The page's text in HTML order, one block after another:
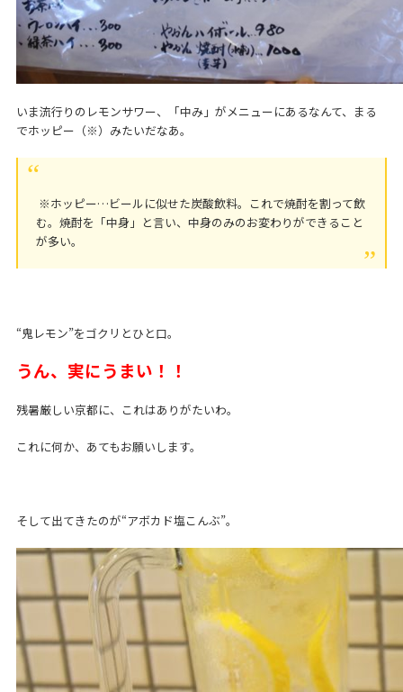
いま流行りのレモンサワー、「中み」がメニューにあるなんて、まる
でホッピー（※）みたいだなあ。
※ホッピー…ビールに似せた炭酸飲料。これで焼酎を割って飲
む。焼酎を「中身」と言い、中身のみのお変わりができること
が多い。
“鬼レモン”をゴクリとひと口。
うん、実にうまい！！
残暑厳しい京都に、これはありがたいわ。
これに何か、あてもお願いします。
そして出てきたのが“アボカド塩こんぶ”。